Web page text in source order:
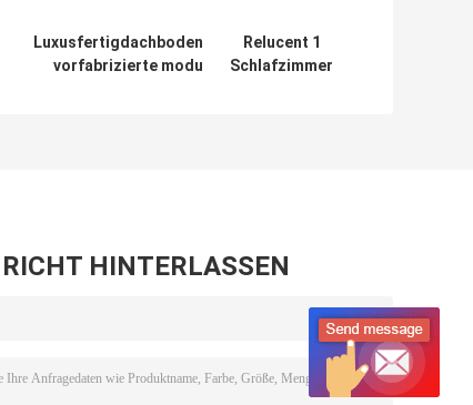
Luxusfertigdachboden-Haus,
vorfabrizierte modulare
Relucent 1
Schlafzimmer
HINTERLASSEN